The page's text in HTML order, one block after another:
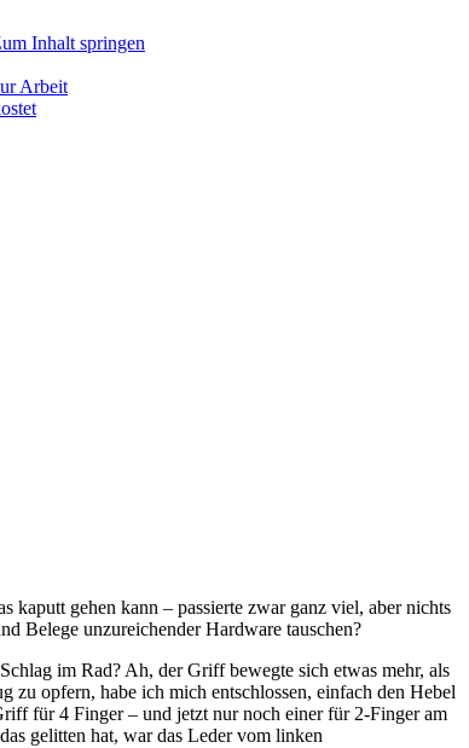
Inhalt springen
Arbeit
gehen kann – passierte zwar ganz viel, aber nichts
Belege unzureichender Hardware tauschen?
im Rad? Ah, der Griff bewegte sich etwas mehr, als
opfern, habe ich mich entschlossen, einfach den Hebel
für 4 Finger – und jetzt nur noch einer für 2-Finger am
gelitten hat, war das Leder vom linken